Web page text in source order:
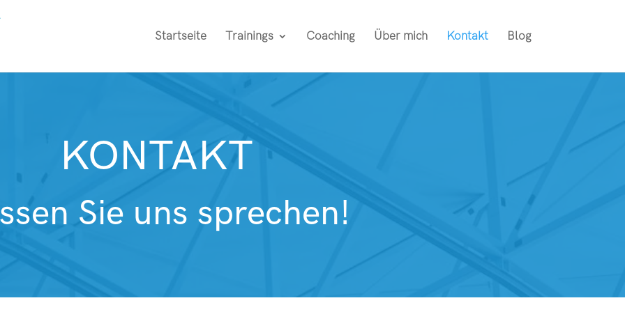
Startseite Trainings Coaching Über mich Kontakt Blog
KONTAKT
Sie uns sprechen!